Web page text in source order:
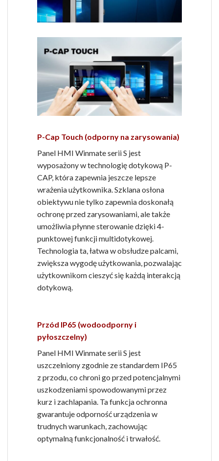
P-Cap Touch (odporny na zarysowania)
Panel HMI Winmate serii S jest
wyposażony w technologię dotykową P-
CAP, która zapewnia jeszcze lepsze
wrażenia użytkownika. Szklana osłona
obiektywu nie tylko zapewnia doskonałą
ochronę przed zarysowaniami, ale także
umożliwia płynne sterowanie dzięki 4-
punktowej funkcji multidotykowej.
Technologia ta, łatwa w obsłudze palcami,
zwiększa wygodę użytkowania, pozwalając
użytkownikom cieszyć się każdą interakcją
dotykową.
Przód IP65 (wodoodporny i
pyłoszczelny)
Panel HMI Winmate serii S jest
uszczelniony zgodnie ze standardem IP65
z przodu, co chroni go przed potencjalnymi
uszkodzeniami spowodowanymi przez
kurz i zachlapania. Ta funkcja ochronna
gwarantuje odporność urządzenia w
trudnych warunkach, zachowując
optymalną funkcjonalność i trwałość.